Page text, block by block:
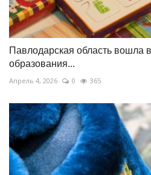
Павлодарская область вошла
образования...
Апрель 4, 2026 0 365